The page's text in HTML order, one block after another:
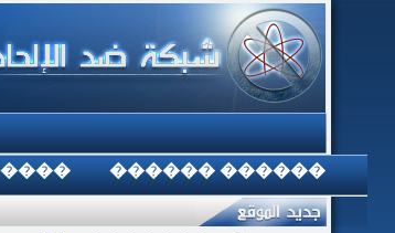
������ ������